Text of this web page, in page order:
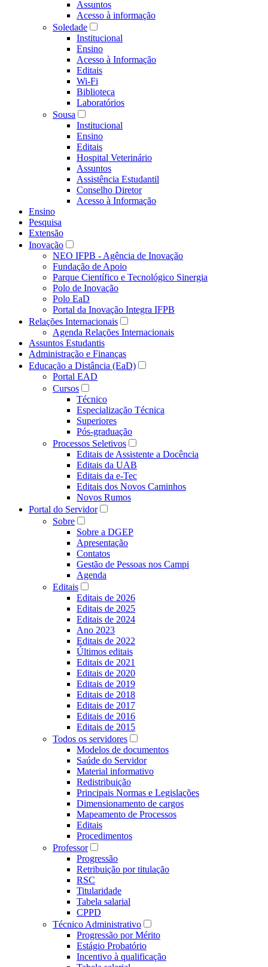
Assuntos
Acesso à informação
Soledade
Institucional
Ensino
Acesso à Informação
Editais
Wi-Fi
Biblioteca
Laboratórios
Sousa
Institucional
Ensino
Editais
Hospital Veterinário
Assuntos
Assistência Estudantil
Conselho Diretor
Acesso à Informação
Ensino
Pesquisa
Extensão
Inovação
NEO IFPB - Agência de Inovação
Fundação de Apoio
Parque Científico e Tecnológico Sinergia
Polo de Inovação
Polo EaD
Portal da Inovação Integra IFPB
Relações Internacionais
Agenda Relações Internacionais
Assuntos Estudantis
Administração e Finanças
Educação a Distância (EaD)
Portal EAD
Cursos
Técnico
Especialização Técnica
Superiores
Pós-graduação
Processos Seletivos
Editais de Assistente a Docência
Editais da UAB
Editais da e-Tec
Editais dos Novos Caminhos
Novos Rumos
Portal do Servidor
Sobre
Sobre a DGEP
Apresentação
Contatos
Gestão de Pessoas nos Campi
Agenda
Editais
Editais de 2026
Editais de 2025
Editais de 2024
Ano 2023
Editais de 2022
Últimos editais
Editais de 2021
Editais de 2020
Editais de 2019
Editais de 2018
Editais de 2017
Editais de 2016
Editais de 2015
Todos os servidores
Modelos de documentos
Saúde do Servidor
Material informativo
Redistribuição
Principais Normas e Legislações
Dimensionamento de cargos
Mapeamento de Processos
Editais
Procedimentos
Professor
Progressão
Retribuição por titulação
RSC
Titularidade
Tabela salarial
CPPD
Técnico Administrativo
Progressão por Mérito
Estágio Probatório
Incentivo à qualificação